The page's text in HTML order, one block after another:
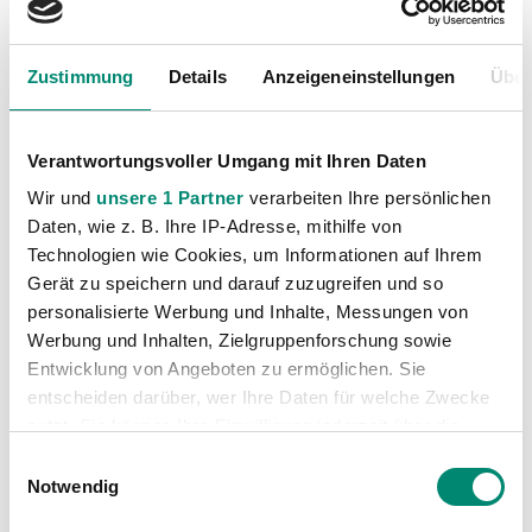
Zustimmung Details Anzeigeneinstellungen
Verantwortungsvoller Umgang mit Ihren Daten
Wir und unsere 1 Partner verarbeiten Ihre persönlichen
Daten, wie z. B. Ihre IP-Adresse, mithilfe von
Technologien wie Cookies, um Informationen auf Ihrem
Gerät zu speichern und darauf zuzugreifen und so
personalisierte Werbung und Inhalte, Messungen von
Werbung und Inhalten, Zielgruppenforschung sowie
Entwicklung von Angeboten zu ermöglichen. Sie
entscheiden darüber, wer Ihre Daten für welche Zwecke
Trigger Symbol ändern oder widerrufen
Notwendig
In der Bundesliga spielten die SV Guntamatic Ried
und der WAC bisher 28 Mal gegeneinander. Neun Mal
siegte Ried, elf Mal die Kärntner. Acht Spiele endeten
zu 33 für Wolfsberg. Im Cup gab es bisher vier Spiele
gegeneinander. Zwei Mal setzte sich dabei Ried durch
und zwei Mal der WAC.